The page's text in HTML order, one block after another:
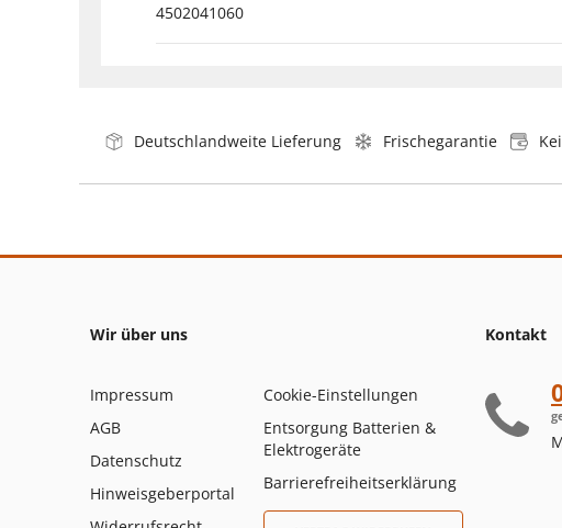
4502041060
Deutschlandweite Lieferung Frischegarantie
Wir über uns
Impressum
AGB
Datenschutz
Hinweisgeberportal
Cookie-Einstellungen
Entsorgung Batterien &
Elektrogeräte
Barrierefreiheitserklärung
Kontakt